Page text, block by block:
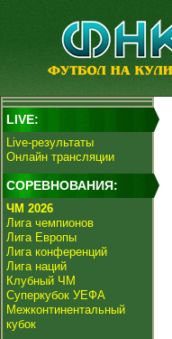
LIVE:
Live-результаты
Онлайн трансляции
СОРЕВНОВАНИЯ:
ЧМ 2026
Лига чемпионов
Лига Европы
Лига конференций
Лига наций
Клубный ЧМ
Суперкубок УЕФА
Межконтинентальный
кубок